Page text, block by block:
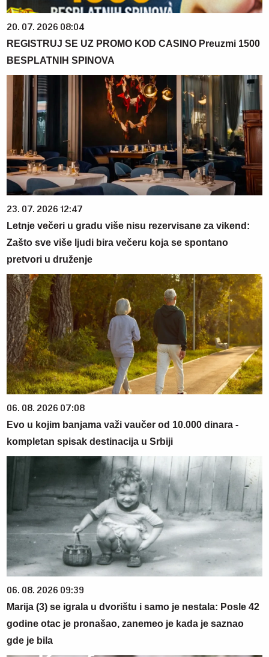
20. 07. 2026 08:04
REGISTRUJ SE UZ PROMO KOD CASINO Preuzmi 1500
BESPLATNIH SPINOVA
23. 07. 2026 12:47
Letnje večeri u gradu više nisu rezervisane za vikend:
Zašto sve više ljudi bira večeru koja se spontano
pretvori u druženje
06. 08. 2026 07:08
Evo u kojim banjama važi vaučer od 10.000 dinara -
kompletan spisak destinacija u Srbiji
06. 08. 2026 09:39
Marija (3) se igrala u dvorištu i samo je nestala: Posle 42
godine otac je pronašao, zanemeo je kada je saznao
gde je bila